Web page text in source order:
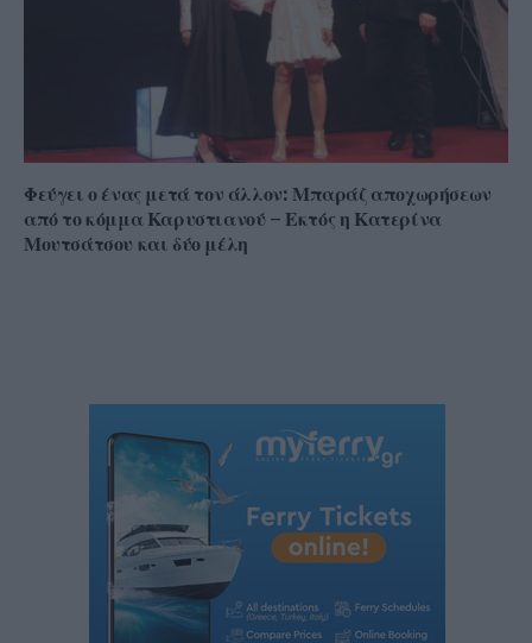
Φεύγει ο ένας μετά τον άλλον: Μπαράζ αποχωρήσεων
από το κόμμα Καρυστιανού – Εκτός η Κατερίνα
Μουτσάτσου και δύο μέλη